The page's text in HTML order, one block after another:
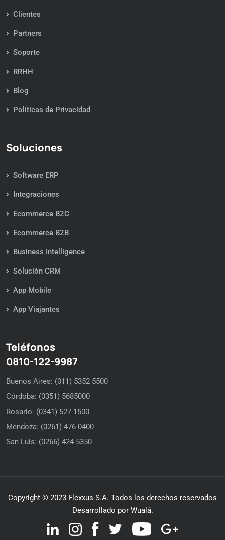
Clientes
Partners
Soporte
RRHH
Blog
Políticas de Privacidad
Soluciones
Software ERP
Integraciones
Ecommerce B2C
Ecommerce B2B
Business Intelligence
Solución CRM
App Mobile
App Viajantes
Teléfonos
0810-122-9987
Buenos Aires: (011) 5352 5500
Córdoba: (0351) 5685000
Rosario: (0341) 527 1500
Mendoza: (0261) 476 0400
San Luis: (0266) 424 5350
Copyright © 2023 Flexxus S.A. Todos los derechos reservados
Desarrollado por Wualá.